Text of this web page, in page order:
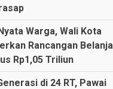
Warga, Wali Kota
Rancangan Belanja
Rp1,05 Triliun
di 24 RT, Pawai